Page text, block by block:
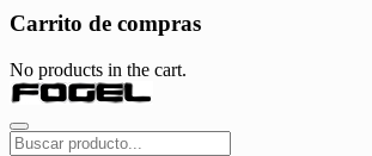
Carrito de compras
No products in the cart.